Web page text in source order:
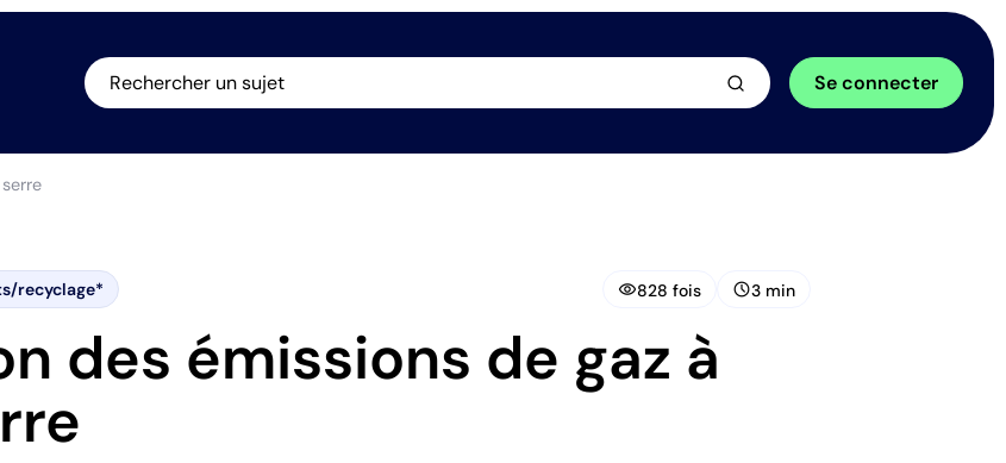
Rechercher un sujet Se connecter
recyclage* visibility828 fois schedule3 min
des émissions de gaz à
arrow_forward